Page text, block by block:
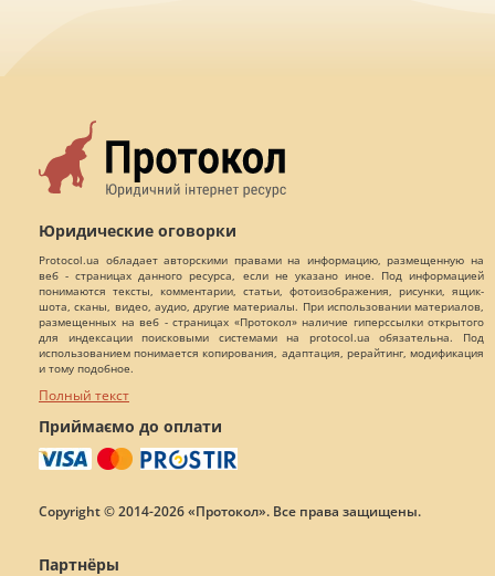
Юридические оговорки
Protocol.ua обладает авторскими правами на информацию, размещенную на
веб - страницах данного ресурса, если не указано иное. Под информацией
понимаются тексты, комментарии, статьи, фотоизображения, рисунки, ящик-
шота, сканы, видео, аудио, другие материалы. При использовании материалов,
размещенных на веб - страницах «Протокол» наличие гиперссылки открытого
для индексации поисковыми системами на protocol.ua обязательна. Под
использованием понимается копирования, адаптация, рерайтинг, модификация
и тому подобное.
Полный текст
Приймаємо до оплати
Copyright © 2014-2026 «Протокол». Все права защищены.
Партнёры